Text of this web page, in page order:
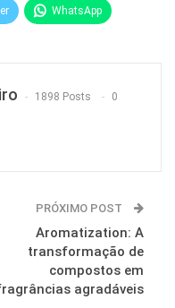
WhatsApp
1898 Posts 0
PRÓXIMO POST
Aromatization: A
transformação de
compostos em
agradáveis